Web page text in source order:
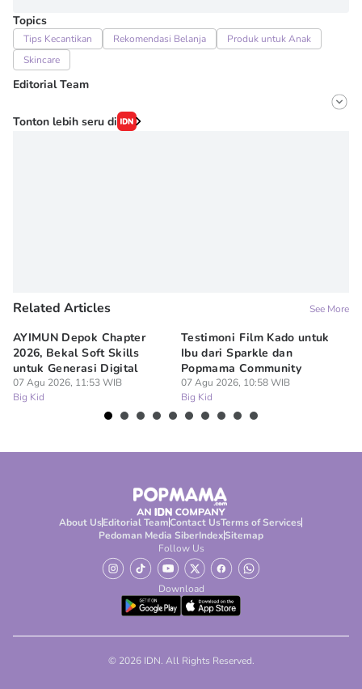
Topics
Tips Kecantikan Rekomendasi Belanja
Produk untuk Anak
Skincare
Editorial Team
Editor
Tonton lebih seru di
Related Articles See More
AYIMUN Depok Chapter
2026, Bekal Soft Skills
untuk Generasi Digital
07 Agu 2026, 11:53 WIB
Big Kid
Testimoni Film Kado untuk
Ibu dari Sparkle dan
Popmama Community
07 Agu 2026, 10:58 WIB
Big Kid
About UsEditorial TeamContact UsTerms of Services
Pedoman Media SiberIndexSitemap
Follow Us
Download
© 2026 IDN. All Rights Reserved.